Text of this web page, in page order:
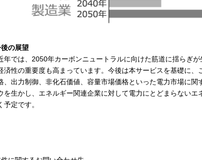
の展望
では、2050年カーボンニュートラルに向けた筋道に揺らぎ
済性の重要度も高まっています。今後は本サービスを基礎に
、出力制御、非化石価値、容量市場価格といった電力市場に
を生かし、エネルギー関連企業に対して電力にとどまらない
予定です。